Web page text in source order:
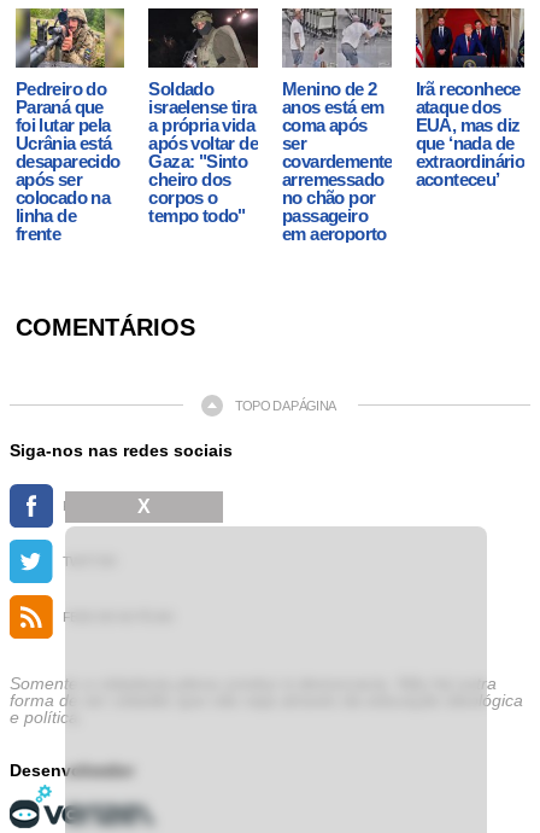
Pedreiro do
Paraná que
foi lutar pela
Ucrânia está
desaparecido
após ser
colocado na
linha de
frente
Soldado
israelense tira
a própria vida
após voltar de
Gaza: "Sinto
cheiro dos
corpos o
tempo todo"
Menino de 2
anos está em
coma após
ser
covardemente
arremessado
no chão por
passageiro
em aeroporto
Irã reconhece
ataque dos
EUA, mas diz
que ‘nada de
extraordinário
aconteceu’
COMENTÁRIOS
TOPO DA PÁGINA
Siga-nos nas redes sociais
FACEBOOK
TWITTER
FEED DE NOTÍCIAS
Somente a cidadania plena conduz à democracia. Não há outra
forma de ser cidadão que não seja através da educação ideológica
e política.
Desenvolvedor
X